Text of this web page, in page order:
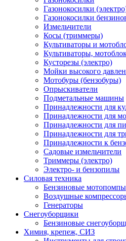
Газонокосилки
Газонокосилки
Измельчители
Косы (триммеры)
Культиваторы и
Культиваторы,
Кусторезы (электро)
Мойки высокого
Мотобуры (бензобуры)
Опрыскиватели
Подметальные машины
Принадлежности для
Принадлежности для
Принадлежности для
Принадлежности для
Принадлежности к
Садовые измельчители
Триммеры (электро)
Электро- и бензопилы
Силовая техника
Бензиновые мотопомпы
Воздушные
Генераторы
Снегоуборщики
Бензиновые
Химия, крепеж, СИЗ